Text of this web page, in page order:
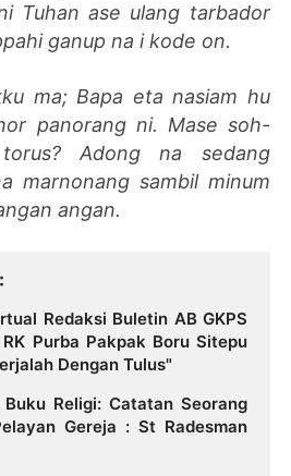
Tuhan ase ulang tarbador
ganup na i kode on.
ma; Bapa eta nasiam hu
panorang ni. Mase soh-
Adong na sedang
marnonang sambil minum
angan.
Redaksi Buletin AB GKPS
Purba Pakpak Boru Sitepu
Dengan Tulus"
Religi: Catatan Seorang
Gereja : St Radesman